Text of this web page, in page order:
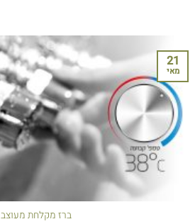
ברז מקלחת מעוצב
21
מאי